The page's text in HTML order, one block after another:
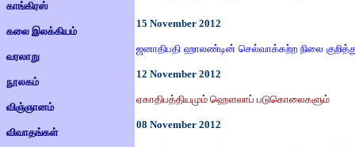
காங்கிரஸ்
கலை இலக்கியம்
வரலாறு
நூலகம்
விஞ்ஞானம்
விவாதங்கள்
15 November 2012
ஜனாதிபதி ஹாலண்டின் செல்வாக்கற்ற நிலை
12 November 2012
ஏகாதிபத்தியமும் ஹௌலாப் படுகொலைகளும்
08 November 2012